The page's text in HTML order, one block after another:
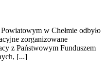
w Chełmie odbyło
zorganizowane
z Państwowym Funduszem
[...]